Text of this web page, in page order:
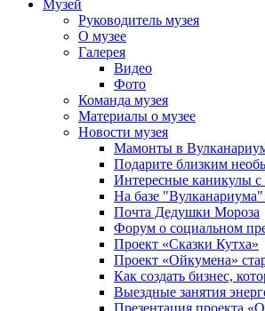
Музей
Руководитель музея
О музее
Галерея
Видео
Фото
Команда музея
Материалы о музее
Новости музея
Мамонты в
Подарите близким
Интересные каникулы
На базе
Почта Дедушки Мороза
Форум о социальном
Проект «Сказки Кутха»
Проект «Ойкумена»
Как создать бизнес,
Выездные занятия
Презентация проекта